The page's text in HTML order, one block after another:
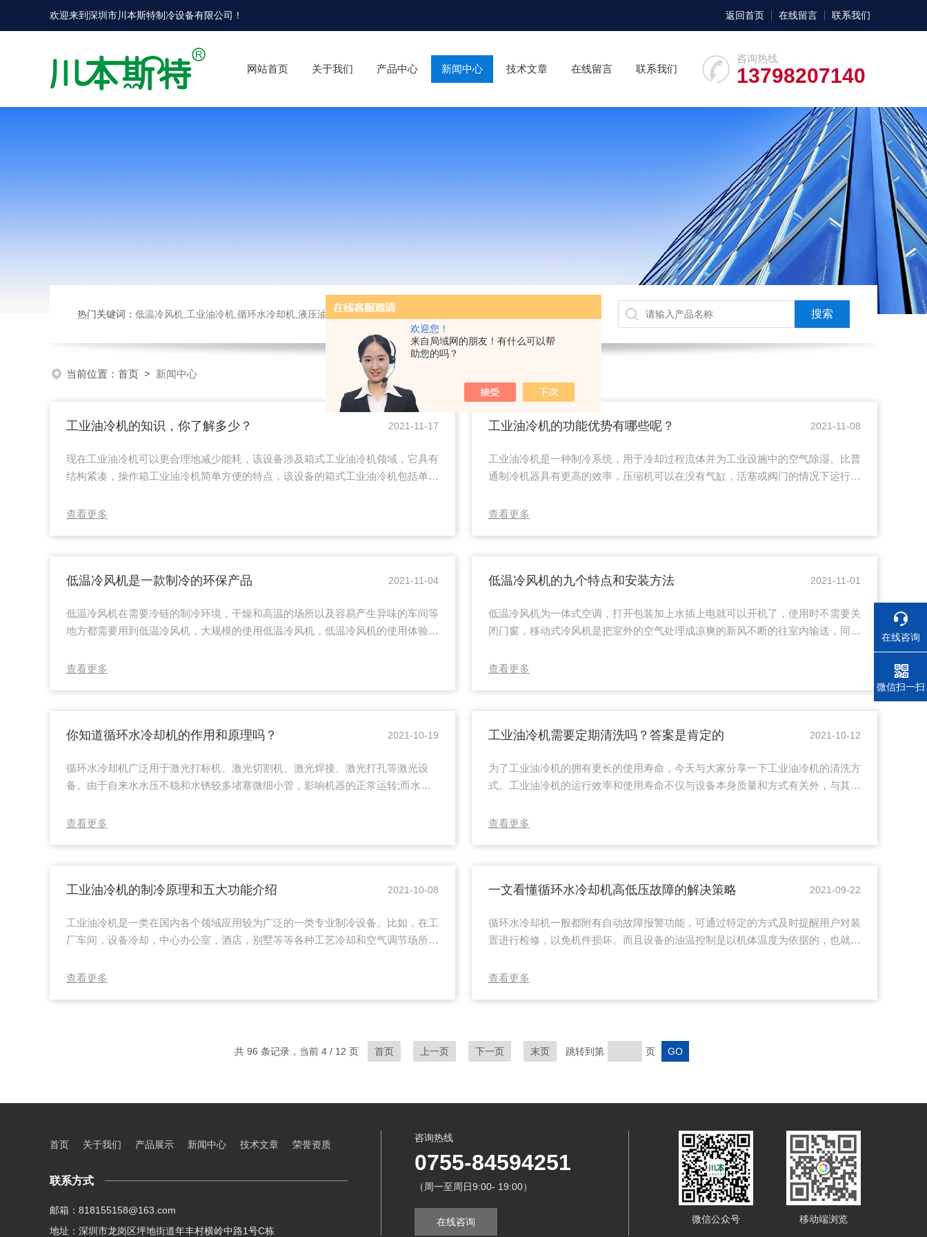
欢迎您！
来自局域网的朋友！有什么可以帮
助您的吗？
欢迎来到深圳市川本斯特制冷设备有限公司 ！ 返回首页 在线留言 联系我们
咨询热线
13798207140
网站首页 关于我们 产品中心 新闻中心 技术文章 在线留言 联系我们
热门关键词： 低温冷风机,工业油冷机,循环水冷却机,液压油冷却机
当前位置： 首页 > 新闻中心
工业油冷机的知识，你了解多少？ 2021-11-17
现在工业油冷机可以更合理地减少能耗，该设备涉及箱式工业油冷机领域，它具有
结构紧凑，操作箱工业油冷机简单方便的特点，该设备的箱式工业油冷机包括单元
以根据用户的需要，并且具有外形美观，结构紧凑，组装快捷，适应性强，安装方
查看更多
工业油冷机的功能优势有哪些呢？ 2021-11-08
工业油冷机是一种制冷系统，用于冷却过程流体并为工业设施中的空气除湿。比普
通制冷机器具有更高的效率，压缩机可以在没有气缸，活塞或阀门的情况下运行。
管式热交换器的空调系统，它们具有*的冷却能力，低噪音，低振动，高效率和高
查看更多
低温冷风机是一款制冷的环保产品 2021-11-04
低温冷风机在需要冷链的制冷环境，干燥和高温的场所以及容易产生异味的车间等
地方都需要用到低温冷风机，大规模的使用低温冷风机，低温冷风机的使用体验和
低温冷风机是一款利用压缩机制冷，通过翅片式蒸发器与空气换热达到降温效果的
查看更多
低温冷风机的九个特点和安装方法 2021-11-01
低温冷风机为一体式空调，打开包装加上水插上电就可以开机了，使用时不需要关
闭门窗，移动式冷风机是把室外的空气处理成凉爽的新风不断的往室内输送，同时
内空气的作用，下面我们看看它的特点和安装要点。低温冷风机的特点：1、系统
查看更多
你知道循环水冷却机的作用和原理吗？ 2021-10-19
循环水冷却机广泛用于激光打标机、激光切割机、激光焊接、激光打孔等激光设
备。由于自来水水压不稳和水锈较多堵塞微细小管，影响机器的正常运转;而水资
要求越来越高，循环水冷却机也就成为越来越多用户的。循环水冷却机的作用是通
查看更多
工业油冷机需要定期清洗吗？答案是肯定的 2021-10-12
为了工业油冷机的拥有更长的使用寿命，今天与大家分享一下工业油冷机的清洗方
式。工业油冷机的运行效率和使用寿命不仅与设备本身质量和方式有关外，与其定
打开之后放出多余的油液，为的是能够清除油箱当中所汇集水分，清洗的时候连油
查看更多
工业油冷机的制冷原理和五大功能介绍 2021-10-08
工业油冷机是一类在国内各个领域应用较为广泛的一类专业制冷设备。比如，在工
厂车间，设备冷却，中心办公室，酒店，别墅等等各种工艺冷却和空气调节场所
控制现代工业机械化生产所要求温度，从而大大提高了生产效率及产品质量。工业
查看更多
一文看懂循环水冷却机高低压故障的解决策略 2021-09-22
循环水冷却机一般都附有自动故障报警功能，可通过特定的方式及时提醒用户对装
置进行检修，以免机件损坏。而且设备的油温控制是以机体温度为依据的，也就是
用过程中，经常会遇到油冷机高低压报警的情况，通常发生高压报警主要与设备的
查看更多
共 96 条记录，当前 4 / 12 页 首页 上一页 下一页 末页 跳转到第 页
首页 关于我们 产品展示 新闻中心 技术文章 荣誉资质
联系方式
邮箱：818155158@163.com
地址：深圳市龙岗区坪地街道年丰村横岭中路1号C栋
咨询热线
0755-84594251
（周一至周日9:00- 19:00）
在线咨询 微信公众号 移动端浏览
在线咨询
电话
微信扫一扫